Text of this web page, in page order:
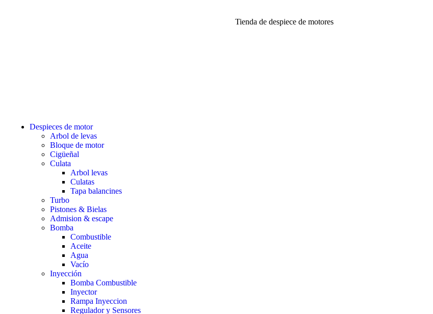
Tienda de despiece de motores
Despieces de motor
Arbol de levas
Bloque de motor
Cigüeñal
Culata
Arbol levas
Culatas
Tapa balancines
Turbo
Pistones & Bielas
Admision & escape
Bomba
Combustible
Aceite
Agua
Vacío
Inyección
Bomba Combustible
Inyector
Rampa Inyeccion
Regulador y Sensores